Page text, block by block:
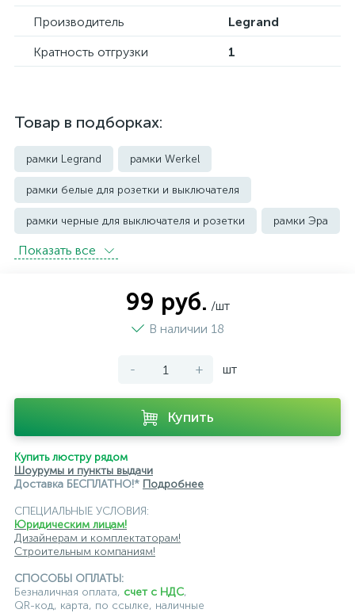
Производитель
Legrand
Кратность отгрузки
1
Товар в подборках:
рамки Legrand рамки Werkel
рамки белые для розетки и выключателя
рамки черные для выключателя и розетки рамки Эра
Показать всe
99 руб. /шт
В наличии 18
- + шт
Купить
Купить люстру рядом
Шоурумы и пункты выдачи
Доставка БЕСПЛАТНО!* Подробнее
СПЕЦИАЛЬНЫЕ УСЛОВИЯ:
Юридическим лицам!
Дизайнерам и комплектаторам!
Строительным компаниям!
СПОСОБЫ ОПЛАТЫ:
Безналичная оплата, счет с НДС,
QR-код, карта, по ссылке, наличные